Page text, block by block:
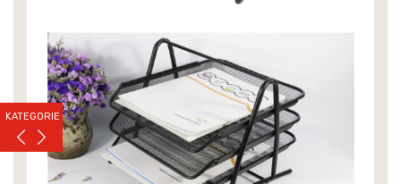
KATEGORIE